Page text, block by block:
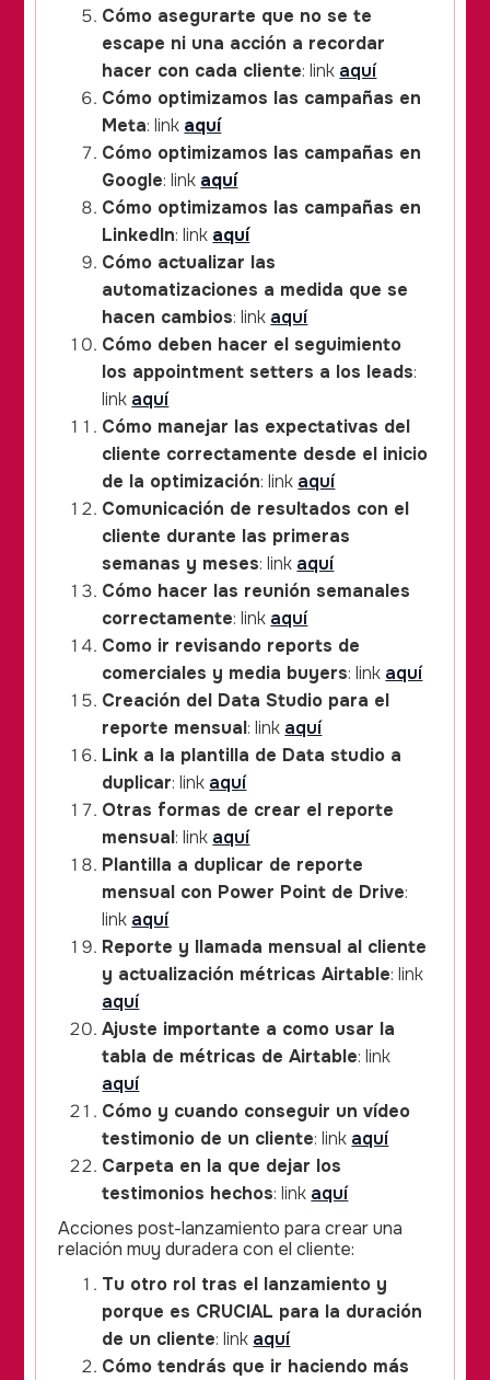
Cómo asegurarte que no se te
escape ni una acción a recordar
hacer con cada cliente: link aquí
Cómo optimizamos las campañas en
Meta: link aquí
Cómo optimizamos las campañas en
Google: link aquí
Cómo optimizamos las campañas en
LinkedIn: link aquí
Cómo actualizar las
automatizaciones a medida que se
hacen cambios: link aquí
Cómo deben hacer el seguimiento
los appointment setters a los leads:
link aquí
Cómo manejar las expectativas del
cliente correctamente desde el inicio
de la optimización: link aquí
Comunicación de resultados con el
cliente durante las primeras
semanas y meses: link aquí
Cómo hacer las reunión semanales
correctamente: link aquí
Como ir revisando reports de
comerciales y media buyers: link aquí
Creación del Data Studio para el
reporte mensual: link aquí
Link a la plantilla de Data studio a
duplicar: link aquí
Otras formas de crear el reporte
mensual: link aquí
Plantilla a duplicar de reporte
mensual con Power Point de Drive:
link aquí
Reporte y llamada mensual al cliente
y actualización métricas Airtable: link
aquí
Ajuste importante a como usar la
tabla de métricas de Airtable: link
aquí
Cómo y cuando conseguir un vídeo
testimonio de un cliente: link aquí
Carpeta en la que dejar los
testimonios hechos: link aquí
Acciones post-lanzamiento para crear una
relación muy duradera con el cliente:
Tu otro rol tras el lanzamiento y
porque es CRUCIAL para la duración
de un cliente: link aquí
Cómo tendrás que ir haciendo más